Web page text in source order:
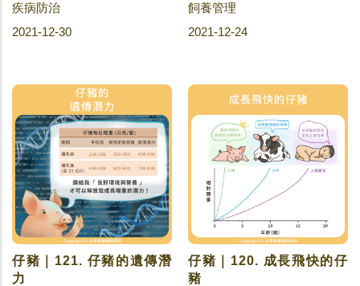
疾病防治
2021-12-30
飼養管理
2021-12-24
仔豬｜121. 仔豬的遺傳潛
力
仔豬｜120. 成長飛快的仔
豬